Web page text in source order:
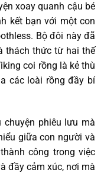
xoay quanh cậu bé
kết bạn với một con
Bộ đôi này đã
thách thức từ hai thế
coi rồng là kẻ thù
các loài rồng đầy bí
chuyện phiêu lưu mà
giữa con người và
công trong việc
đầy cảm xúc, nơi mà